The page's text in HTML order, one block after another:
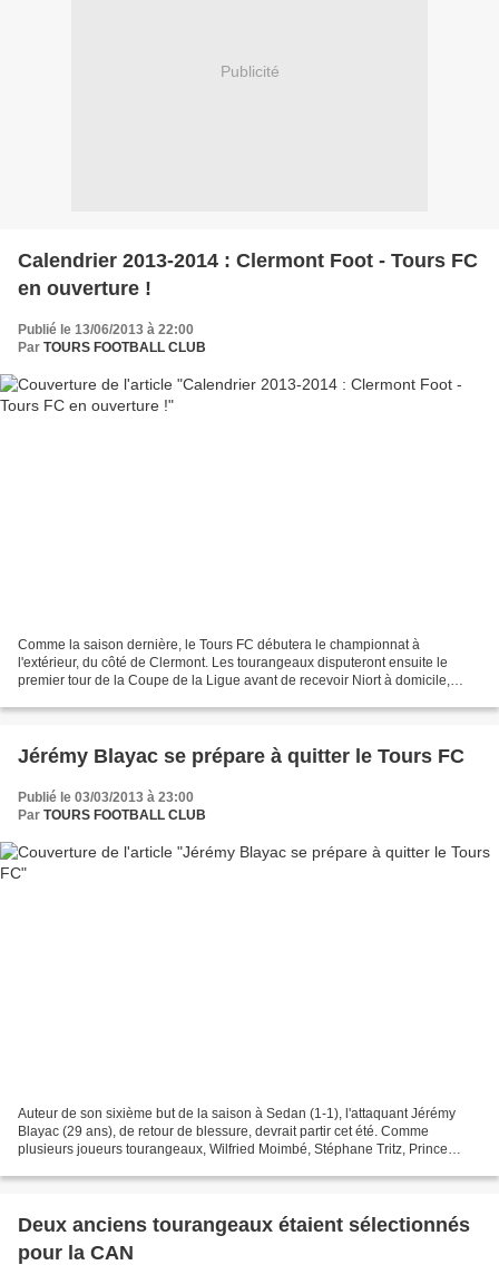
Publicité
Calendrier 2013-2014 : Clermont Foot - Tours FC
en ouverture !
Publié le 13/06/2013 à 22:00
Par TOURS FOOTBALL CLUB
Comme la saison dernière, le Tours FC débutera le championnat à
l'extérieur, du côté de Clermont. Les tourangeaux disputeront ensuite le
premier tour de la Coupe de la Ligue avant de recevoir Niort à domicile,
Jérémy Blayac se prépare à quitter le Tours FC
Publié le 03/03/2013 à 23:00
Par TOURS FOOTBALL CLUB
Auteur de son sixième but de la saison à Sedan (1-1), l'attaquant Jérémy
Blayac (29 ans), de retour de blessure, devrait partir cet été. Comme
plusieurs joueurs tourangeaux, Wilfried Moimbé, Stéphane Tritz, Prince
Deux anciens tourangeaux étaient sélectionnés
pour la CAN